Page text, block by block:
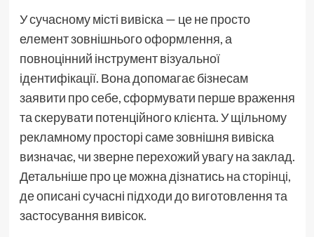
У сучасному місті вивіска — це не просто
елемент зовнішнього оформлення, а
повноцінний інструмент візуальної
ідентифікації. Вона допомагає бізнесам
заявити про себе, сформувати перше враження
та скерувати потенційного клієнта. У щільному
рекламному просторі саме зовнішня вивіска
визначає, чи зверне перехожий увагу на заклад.
Детальніше про це можна дізнатисьна сторінці,
де описані сучасні підходи до виготовлення та
застосування вивісок.